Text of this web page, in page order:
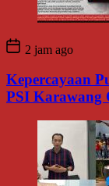
2 jam ago
Kepercayaan
PSI Karawang